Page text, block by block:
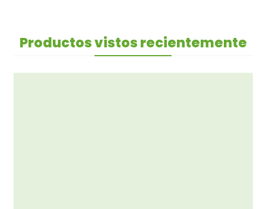
Productos vistos recientemente